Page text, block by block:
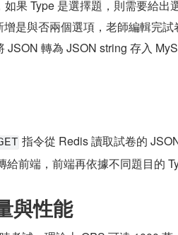
果 Type 是選擇題，則需要給出
是與否兩個選項，老師編輯完
JSON 轉為 JSON string 存入
指令從 Redis 讀取試卷的
給前端，前端再依據不同題目的
與性能